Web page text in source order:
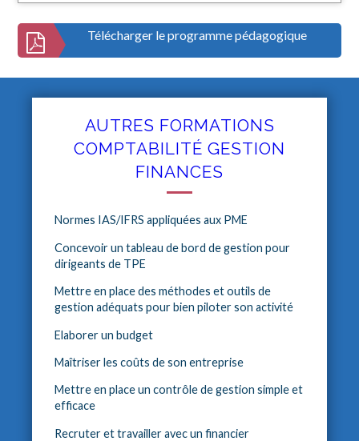
Télécharger le programme pédagogique
AUTRES FORMATIONS
COMPTABILITÉ GESTION
FINANCES
Normes IAS/IFRS appliquées aux PME
Concevoir un tableau de bord de gestion pour
dirigeants de TPE
Mettre en place des méthodes et outils de
gestion adéquats pour bien piloter son activité
Elaborer un budget
Maîtriser les coûts de son entreprise
Mettre en place un contrôle de gestion simple et
efficace
Recruter et travailler avec un financier